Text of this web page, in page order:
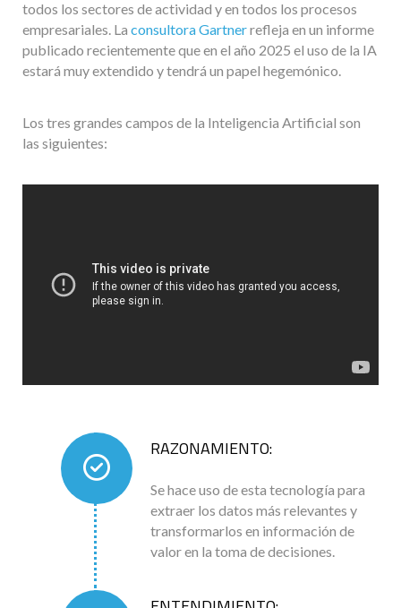
todos los sectores de actividad y en todos los procesos
empresariales. La consultora Gartnerrefleja en un informe
publicado recientemente que en el año 2025 el uso de la IA
estará muy extendido y tendrá un papel hegemónico.
Los tres grandes campos de la Inteligencia Artificial son
las siguientes:
RAZONAMIENTO:
Se hace uso de esta tecnología para
extraer los datos más relevantes y
transformarlos en información de
valor en la toma de decisiones.